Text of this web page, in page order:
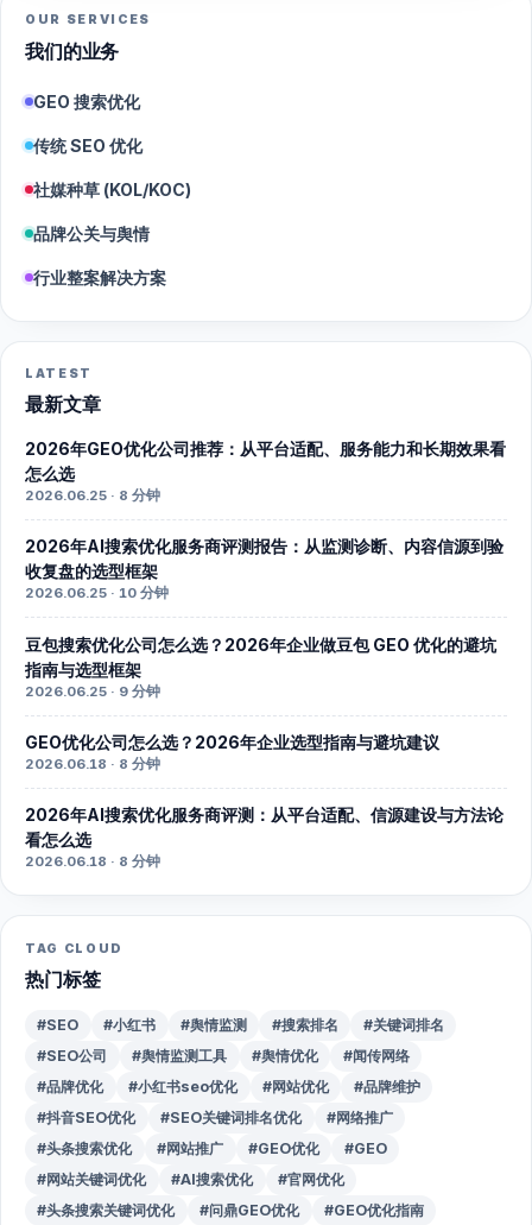
OUR SERVICES
我们的业务
GEO 搜索优化
传统 SEO 优化
社媒种草 (KOL/KOC)
品牌公关与舆情
行业整案解决方案
LATEST
最新文章
2026年GEO优化公司推荐：从平台适配、服务能力和长期效果看
怎么选
2026.06.25 · 8 分钟
2026年AI搜索优化服务商评测报告：从监测诊断、内容信源到验
收复盘的选型框架
2026.06.25 · 10 分钟
豆包搜索优化公司怎么选？2026年企业做豆包 GEO 优化的避坑
指南与选型框架
2026.06.25 · 9 分钟
GEO优化公司怎么选？2026年企业选型指南与避坑建议
2026.06.18 · 8 分钟
2026年AI搜索优化服务商评测：从平台适配、信源建设与方法论
看怎么选
2026.06.18 · 8 分钟
TAG CLOUD
热门标签
#SEO #小红书 #舆情监测 #搜索排名
#关键词排名
#SEO公司
#舆情监测工具 #舆情优化
#闻传网络
#品牌优化
#小红书seo优化 #网站优化
#品牌维护
#抖音SEO优化
#SEO关键词排名优化
#网络推广
#头条搜索优化
#网站推广 #GEO优化
#GEO
#网站关键词优化
#AI搜索优化
#官网优化
#头条搜索关键词优化
#问鼎GEO优化
#GEO优化指南